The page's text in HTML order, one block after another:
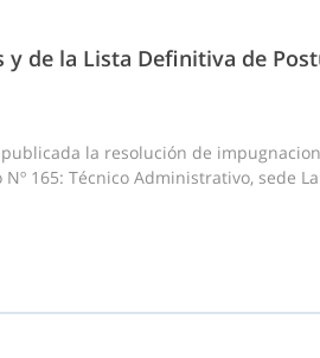
de la Lista Definitiva de
la resolución de
165: Técnico Administrativo, sede